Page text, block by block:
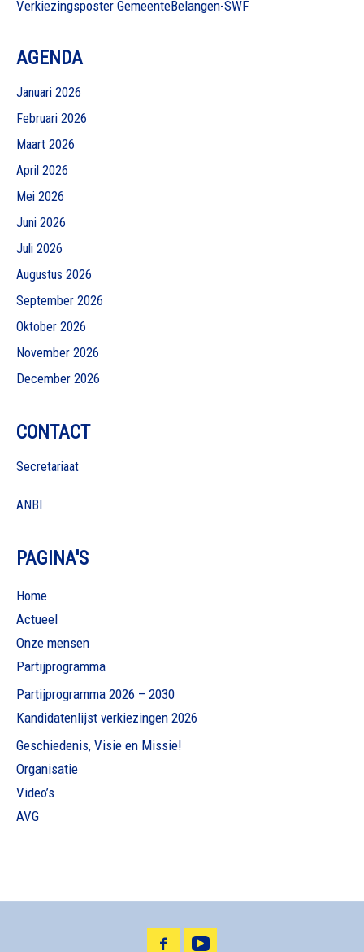
Verkiezingsposter GemeenteBelangen-SWF
AGENDA
Januari 2026
Februari 2026
Maart 2026
April 2026
Mei 2026
Juni 2026
Juli 2026
Augustus 2026
September 2026
Oktober 2026
November 2026
December 2026
CONTACT
Secretariaat
ANBI
PAGINA'S
Home
Actueel
Onze mensen
Partijprogramma
Partijprogramma 2026 – 2030
Kandidatenlijst verkiezingen 2026
Geschiedenis, Visie en Missie!
Organisatie
Video’s
AVG